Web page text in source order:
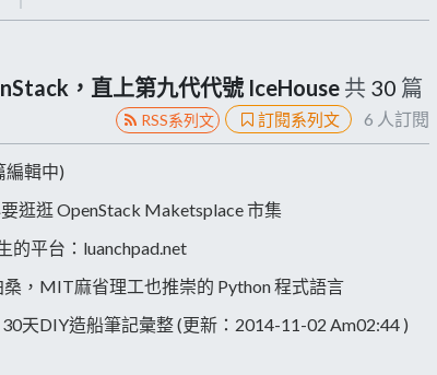
，直上第九代代號 IceHouse 共 30 篇
RSS系列文 訂閱系列文 6 人訂閱
編輯中)
逛逛 OpenStack Maketsplace 市集
的平台：luanchpad.net
，MIT麻省理工也推崇的 Python 程式語言
天DIY造船筆記彙整 (更新：2014-11-02 Am02:44 )